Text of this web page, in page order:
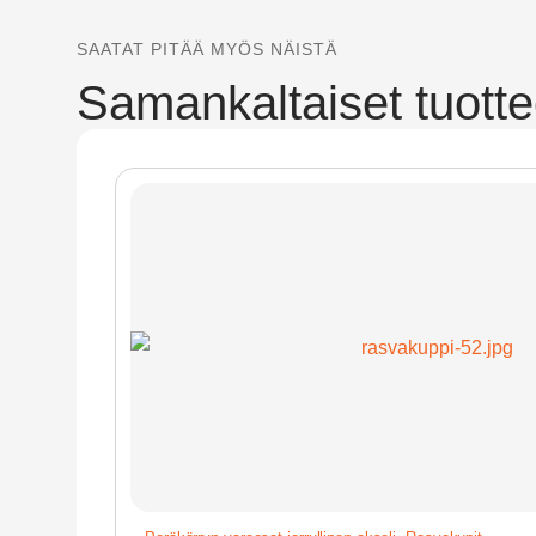
SAATAT PITÄÄ MYÖS NÄISTÄ
Samankaltaiset